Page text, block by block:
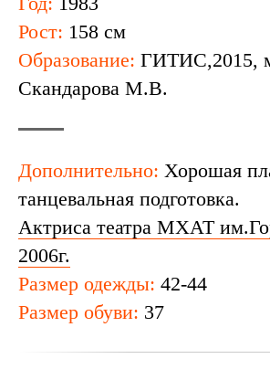
Рост: 158 см
Образование: ГИТИС,2015,
Скандарова М.В.
Дополнительно: Хорошая
танцевальная подготовка.
Актриса театра МХАТ
2006г.
Размер одежды: 42-44
Размер обуви: 37